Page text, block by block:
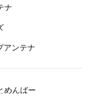
ナ
アンテナ
めんばー